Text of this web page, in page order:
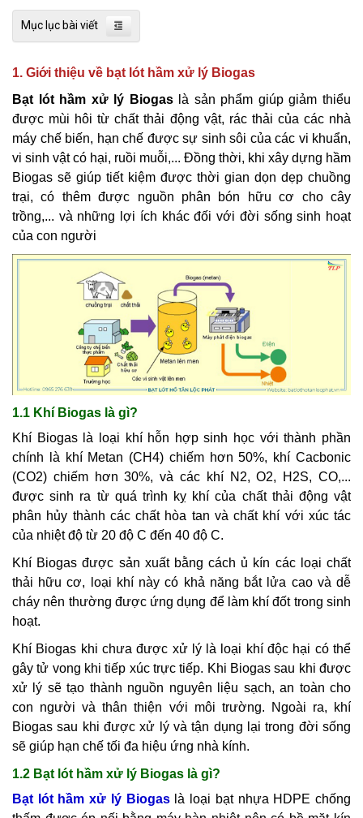
Mục lục bài viết
1. Giới thiệu về bạt lót hầm xử lý Biogas
Bạt lót hầm xử lý Biogaslà sản phẩm giúp giảm thiểu
được mùi hôi từ chất thải động vật, rác thải của các nhà
máy chế biến, hạn chế được sự sinh sôi của các vi khuẩn,
vi sinh vật có hại, ruồi muỗi,... Đồng thời, khi xây dựng hầm
Biogas sẽ giúp tiết kiệm được thời gian dọn dẹp chuồng
trại, có thêm được nguồn phân bón hữu cơ cho cây
trồng,... và những lợi ích khác đối với đời sống sinh hoạt
của con người
1.1 Khí Biogas là gì?
Khí Biogas là loại khí hỗn hợp sinh học với thành phần
chính là khí Metan (CH4) chiếm hơn 50%, khí Cacbonic
(CO2) chiếm hơn 30%, và các khí N2, O2, H2S, CO,...
được sinh ra từ quá trình kỵ khí của chất thải động vật
phân hủy thành các chất hòa tan và chất khí với xúc tác
của nhiệt độ từ 20 độ C đến 40 độ C.
Khí Biogas được sản xuất bằng cách ủ kín các loại chất
thải hữu cơ, loại khí này có khả năng bắt lửa cao và dễ
cháy nên thường được ứng dụng để làm khí đốt trong sinh
hoạt.
Khí Biogas khi chưa được xử lý là loại khí độc hại có thể
gây tử vong khi tiếp xúc trực tiếp. Khi Biogas sau khi được
xử lý sẽ tạo thành nguồn nguyên liệu sạch, an toàn cho
con người và thân thiện với môi trường. Ngoài ra, khí
Biogas sau khi được xử lý và tận dụng lại trong đời sống
sẽ giúp hạn chế tối đa hiệu ứng nhà kính.
1.2 Bạt lót hầm xử lý Biogas là gì?
Bạt lót hầm xử lý Biogaslà loại bạt nhựa HDPE chống